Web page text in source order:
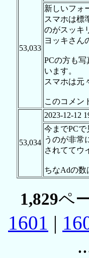
53,033
新しいフォ
スマホは標
のがスッキ
ヨッキさん
PCの方も
います。
スマホは元
このコメン
53,034
2023-12-12
今までPC
うのが非常
されててウ
ちなAdの数
1,829ペ
1601 |